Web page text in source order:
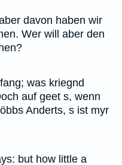
davon haben wir
Wer will aber den
was kriegnd
auf geet s, wenn
Anderts, s ist myr
but how little a